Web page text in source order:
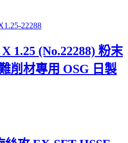
1.25 (No.22288) 粉末
削材專用 OSG 日製